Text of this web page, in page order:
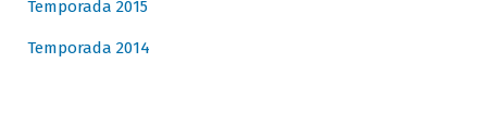
Temporada 2015
Temporada 2014